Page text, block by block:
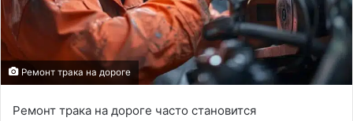
Ремонт трака на дороге
Ремонт трака на дороге часто становится